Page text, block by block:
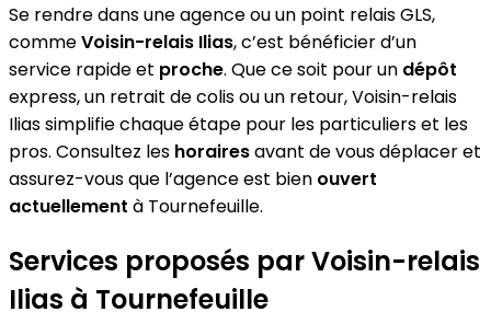
Se rendre dans une agence ou un point relais GLS,
commeVoisin-relais Ilias, c’est bénéficier d’un
service rapide et proche. Que ce soit pour un dépôt
express, un retrait de colis ou un retour, Voisin-relais
Ilias simplifie chaque étape pour les particuliers et les
pros. Consultez les horairesavant de vous déplacer et
assurez-vous que l’agence est bien ouvert
actuellement à Tournefeuille.
Services proposés par Voisin-relais
Ilias à Tournefeuille